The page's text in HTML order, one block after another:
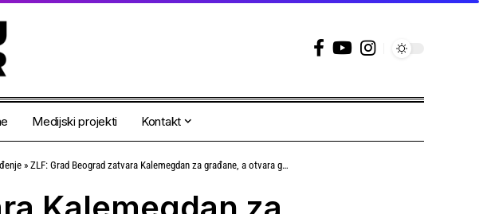
Medijski projekti Kontakt
» ZLF: Grad Beograd zatvara Kalemegdan za građane, a otvara ga za privatno obezbeđenje